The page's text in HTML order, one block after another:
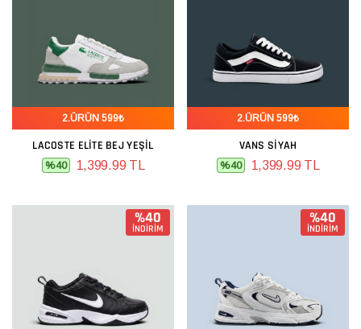
2.ÜRÜN 599₺
LACOSTE ELITE BEJ YEŞIL
%40 1,399.99 TL
2.ÜRÜN 599₺
VANS SIYAH
%40 1,399.99 TL
%40
İNDİRİM
%40
İNDİRİM